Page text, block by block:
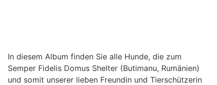
In diesem Album finden Sie alle Hunde, die zum
Semper Fidelis Domus Shelter (Butimanu, Rumänien)
und somit unserer lieben Freundin und Tierschützerin